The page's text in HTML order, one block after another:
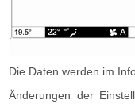
Die Daten werden im
Änderungen der